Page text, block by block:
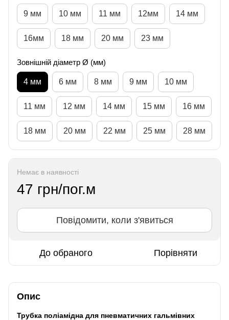
9 мм 10 мм 11 мм 12мм 14 мм
16мм 18 мм 20 мм 23 мм
Зовнішній діаметр Ø (мм)
4 мм 6 мм 8 мм 9 мм 10 мм
11 мм 12 мм 14 мм 15 мм 16 мм
18 мм 20 мм 22 мм 25 мм 28 мм
Немає в наявності
47 грн/пог.м
Повідомити, коли з'явиться
До обраного Порівняти
Опис
Трубка поліамідна для пневматичних гальмівних